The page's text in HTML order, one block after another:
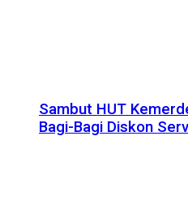
Sambut HUT
Bagi-Bagi Diskon